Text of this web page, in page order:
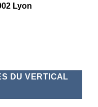
Lyon
DU VERTICAL